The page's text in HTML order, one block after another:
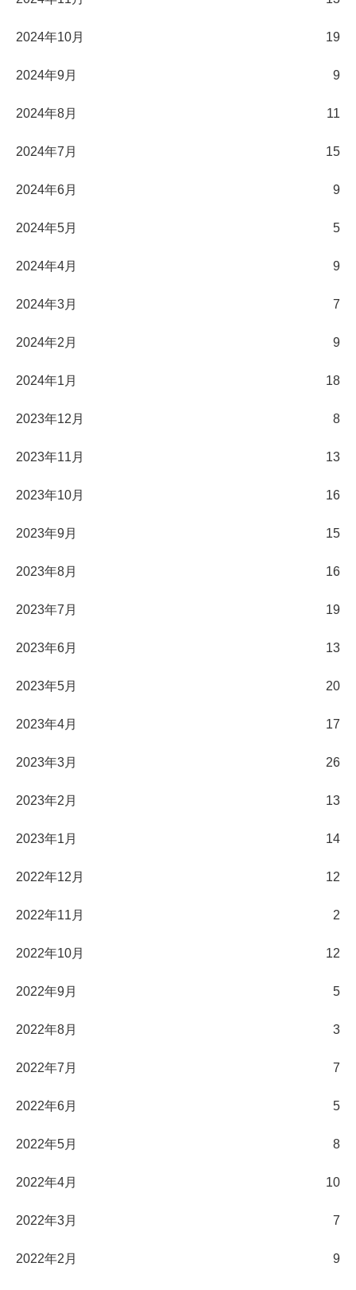
2024年10月 19
2024年9月 9
2024年8月 11
2024年7月 15
2024年6月 9
2024年5月 5
2024年4月 9
2024年3月 7
2024年2月 9
2024年1月 18
2023年12月 8
2023年11月 13
2023年10月 16
2023年9月 15
2023年8月 16
2023年7月 19
2023年6月 13
2023年5月 20
2023年4月 17
2023年3月 26
2023年2月 13
2023年1月 14
2022年12月 12
2022年11月 2
2022年10月 12
2022年9月 5
2022年8月 3
2022年7月 7
2022年6月 5
2022年5月 8
2022年4月 10
2022年3月 7
2022年2月 9